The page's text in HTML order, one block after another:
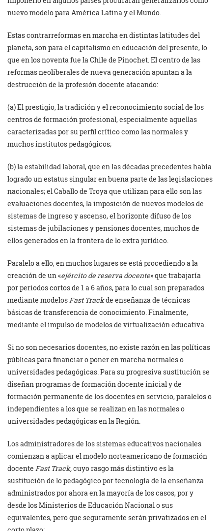
nuevo modelo para América Latina y el Mundo.
Estas contrarreformas en marcha en distintas latitudes del
planeta, son para el capitalismo en educación del presente, lo
que en los noventa fue la Chile de Pinochet. El centro de las
reformas neoliberales de nueva generación apuntan a la
destrucción de la profesión docente atacando:
(a) El prestigio, la tradición y el reconocimiento social de los
centros de formación profesional, especialmente aquellas
caracterizadas por su perfil crítico como las normales y
muchos institutos pedagógicos;
(b) la estabilidad laboral, que en las décadas precedentes había
logrado un estatus singular en buena parte de las legislaciones
nacionales; el Caballo de Troya que utilizan para ello son las
evaluaciones docentes, la imposición de nuevos modelos de
sistemas de ingreso y ascenso, el horizonte difuso de los
sistemas de jubilaciones y pensiones docentes, muchos de
ellos generados en la frontera de lo extra jurídico.
Paralelo a ello, en muchos lugares se está procediendo a la
creación de un «ejército de reserva docente» que trabajaría
por periodos cortos de 1 a 6 años, para lo cual son preparados
mediante modelos Fast Trackde enseñanza de técnicas
básicas de transferencia de conocimiento. Finalmente,
mediante el impulso de modelos de virtualización educativa.
Si no son necesarios docentes, no existe razón en las políticas
públicas para financiar o poner en marcha normales o
universidades pedagógicas. Para su progresiva sustitución se
diseñan programas de formación docente inicial y de
formación permanente de los docentes en servicio, paralelos o
independientes a los que se realizan en las normales o
universidades pedagógicas en la Región.
Los administradores de los sistemas educativos nacionales
comienzan a aplicar el modelo norteamericano de formación
docente Fast Track,cuyo rasgo más distintivo es la
sustitución de lo pedagógico por tecnología de la enseñanza
administrados por ahora en la mayoría de los casos, por y
desde los Ministerios de Educación Nacional o sus
equivalentes, pero que seguramente serán privatizados en el